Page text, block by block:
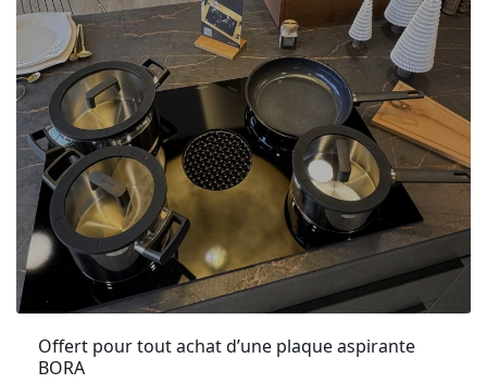
Offert pour tout achat d’une plaque aspirante
BORA